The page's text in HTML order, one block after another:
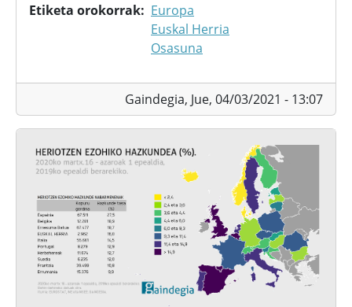
Etiketa orokorrak
Europa
Euskal Herria
Osasuna
Gaindegia, Jue, 04/03/2021 - 13:07